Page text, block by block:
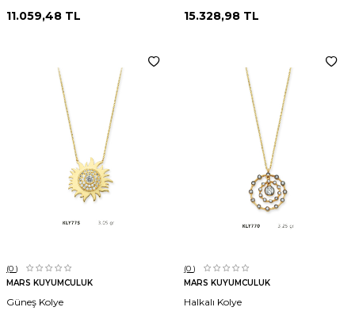
11.059,48 TL 15.328,98 TL
(0 )
MARS KUYUMCULUK
Güneş Kolye
(0 )
MARS KUYUMCULUK
Halkalı Kolye